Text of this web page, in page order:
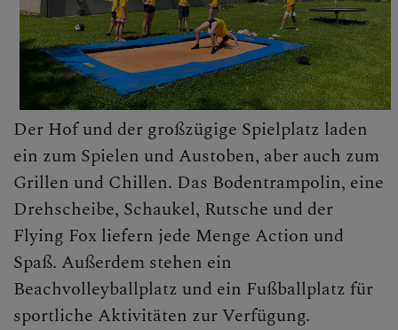
Der Hof und der großzügige Spielplatz laden
ein zum Spielen und Austoben, aber auch zum
Grillen und Chillen. Das Bodentrampolin, eine
Drehscheibe, Schaukel, Rutsche und der
Flying Fox liefern jede Menge Action und
Spaß. Außerdem stehen ein
Beachvolleyballplatz und ein Fußballplatz für
sportliche Aktivitäten zur Verfügung.